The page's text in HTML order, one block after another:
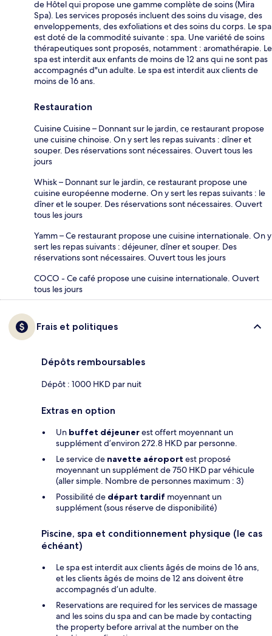
de Hôtel qui propose une gamme complète de soins (Mira
Spa). Les services proposés incluent des soins du visage, des
enveloppements, des exfoliations et des soins du corps. Le spa
est doté de la commodité suivante : spa. Une variété de soins
thérapeutiques sont proposés, notamment : aromathérapie. Le
spa est interdit aux enfants de moins de 12 ans qui ne sont pas
accompagnés d"un adulte. Le spa est interdit aux clients de
moins de 16 ans.
Restauration
Cuisine Cuisine – Donnant sur le jardin, ce restaurant propose
une cuisine chinoise. On y sert les repas suivants : dîner et
souper. Des réservations sont nécessaires. Ouvert tous les
jours
Whisk – Donnant sur le jardin, ce restaurant propose une
cuisine européenne moderne. On y sert les repas suivants : le
dîner et le souper. Des réservations sont nécessaires. Ouvert
tous les jours
Yamm – Ce restaurant propose une cuisine internationale. On y
sert les repas suivants : déjeuner, dîner et souper. Des
réservations sont nécessaires. Ouvert tous les jours
COCO - Ce café propose une cuisine internationale. Ouvert
tous les jours
Frais et politiques
Dépôts remboursables
Dépôt : 1000 HKD par nuit
Extras en option
Un buffet déjeunerest offert moyennant un
supplément d’environ 272.8 HKD par personne.
Le service de navette aéroport est proposé
moyennant un supplément de 750 HKD par véhicule
(aller simple. Nombre de personnes maximum : 3)
Possibilité de départ tardif moyennant un
supplément (sous réserve de disponibilité)
Piscine, spa et conditionnement physique (le cas
échéant)
Le spa est interdit aux clients âgés de moins de 16 ans,
et les clients âgés de moins de 12 ans doivent être
accompagnés d’un adulte.
Reservations are required for les services de massage
and les soins du spa and can be made by contacting
the property before arrival at the number on the